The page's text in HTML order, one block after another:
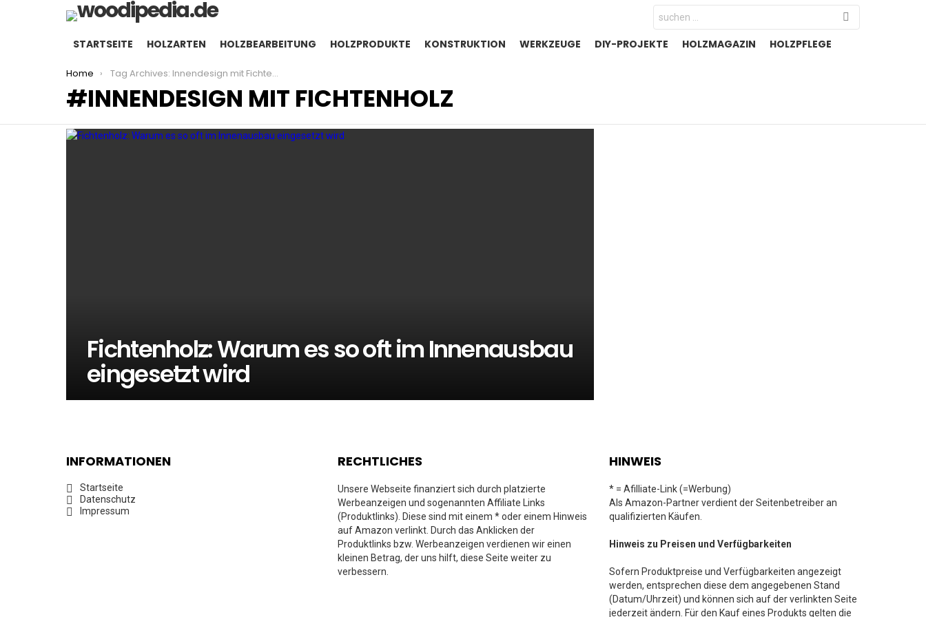
Search
for:
STARTSEITE HOLZARTEN HOLZBEARBEITUNG HOLZPRODUKTE KONSTRUKTION WERKZEUGE DIY-PROJEKTE HOLZMAGAZIN HOLZPFLEGE
You are here:
Home Tag Archives: Innendesign mit Fichtenholz
INNENDESIGN MIT FICHTENHOLZ
LATEST
Fichtenholz: Warum es so oft im Innenausbau
eingesetzt wird
INFORMATIONEN
Startseite
Datenschutz
Impressum
RECHTLICHES
Unsere Webseite finanziert sich durch platzierte
Werbeanzeigen und sogenannten Affiliate Links
(Produktlinks). Diese sind mit einem * oder einem Hinweis
auf Amazon verlinkt. Durch das Anklicken der
Produktlinks bzw. Werbeanzeigen verdienen wir einen
kleinen Betrag, der uns hilft, diese Seite weiter zu
verbessern.
HINWEIS
* = Afilliate-Link (=Werbung)
Als Amazon-Partner verdient der Seitenbetreiber an
qualifizierten Käufen.
Hinweis zu Preisen und Verfügbarkeiten
Sofern Produktpreise und Verfügbarkeiten angezeigt
werden, entsprechen diese dem angegebenen Stand
(Datum/Uhrzeit) und können sich auf der verlinkten Seite
jederzeit ändern. Für den Kauf eines Produkts gelten die